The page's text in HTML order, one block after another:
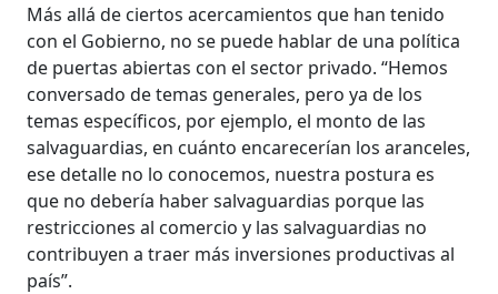
Más allá de ciertos acercamientos que han tenido
con el Gobierno, no se puede hablar de una política
de puertas abiertas con el sector privado. “Hemos
conversado de temas generales, pero ya de los
temas específicos, por ejemplo, el monto de las
salvaguardias, en cuánto encarecerían los aranceles,
ese detalle no lo conocemos, nuestra postura es
que no debería haber salvaguardias porque las
restricciones al comercio y las salvaguardias no
contribuyen a traer más inversiones productivas al
país”.